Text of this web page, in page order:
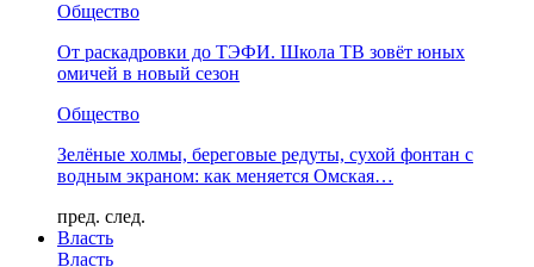
Общество
От раскадровки до ТЭФИ. Школа ТВ зовёт юных
омичей в новый сезон
Общество
Зелёные холмы, береговые редуты, сухой фонтан с
водным экраном: как меняется Омская…
пред. след.
Власть
Власть